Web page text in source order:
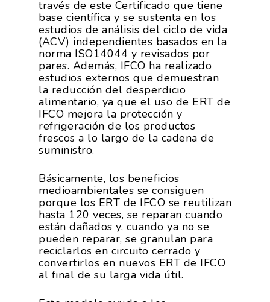
través de este Certificado que tiene
base científica y se sustenta en los
estudios de análisis del ciclo de vida
(ACV) independientes basados en la
norma ISO14044 y revisados por
pares. Además, IFCO ha realizado
estudios externos que demuestran
la reducción del desperdicio
alimentario, ya que el uso de ERT de
IFCO mejora la protección y
refrigeración de los productos
frescos a lo largo de la cadena de
suministro.
Básicamente, los beneficios
medioambientales se consiguen
porque los ERT de IFCO se reutilizan
hasta 120 veces, se reparan cuando
están dañados y, cuando ya no se
pueden reparar, se granulan para
reciclarlos en circuito cerrado y
convertirlos en nuevos ERT de IFCO
al final de su larga vida útil.
La Asociación
Nosotros
Nuestros Asociados
Responsabilidad Social
Corporativa
Empresas
Asociados
Mapa De Productores
Productos
Temas
AgroCIFRAS